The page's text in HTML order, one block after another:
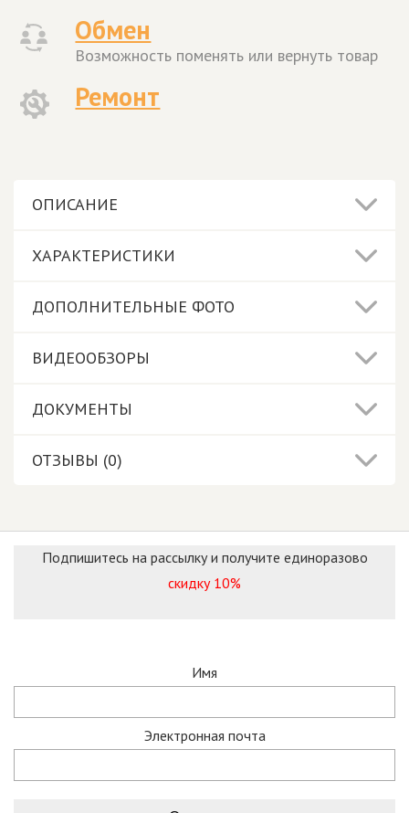
Обмен
Возможность поменять или вернуть товар
Ремонт
ОПИСАНИЕ
ХАРАКТЕРИСТИКИ
ДОПОЛНИТЕЛЬНЫЕ ФОТО
ВИДЕООБЗОРЫ
ДОКУМЕНТЫ
ОТЗЫВЫ (0)
Подпишитесь на рассылку и получите единоразово
скидку 10%
Имя
Электронная почта